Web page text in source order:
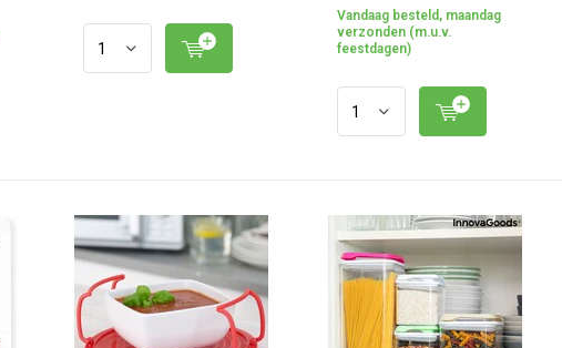
Vandaag besteld, maandag
verzonden (m.u.v.
feestdagen)